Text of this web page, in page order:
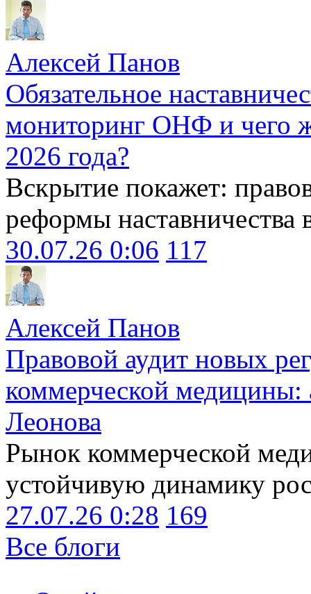
Алексей Панов
Обязательное
мониторинг ОНФ и чего
2026 года?
Вскрытие покажет:
реформы наставничества
30.07.26 0:06 117
Алексей Панов
Правовой аудит новых
коммерческой медицины:
Леонова
Рынок коммерческой
устойчивую динамику
27.07.26 0:28 169
Все блоги